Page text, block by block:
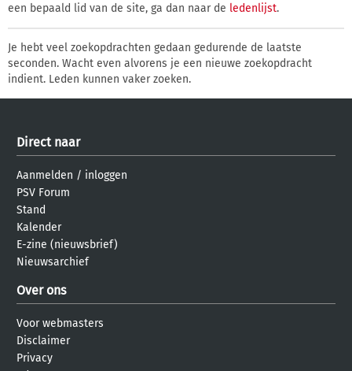
een bepaald lid van de site, ga dan naar de ledenlijst.
Je hebt veel zoekopdrachten gedaan gedurende de laatste
seconden. Wacht even alvorens je een nieuwe zoekopdracht
indient. Leden kunnen vaker zoeken.
Direct naar
Aanmelden / inloggen
PSV Forum
Stand
Kalender
E-zine (nieuwsbrief)
Nieuwsarchief
Over ons
Voor webmasters
Disclaimer
Privacy